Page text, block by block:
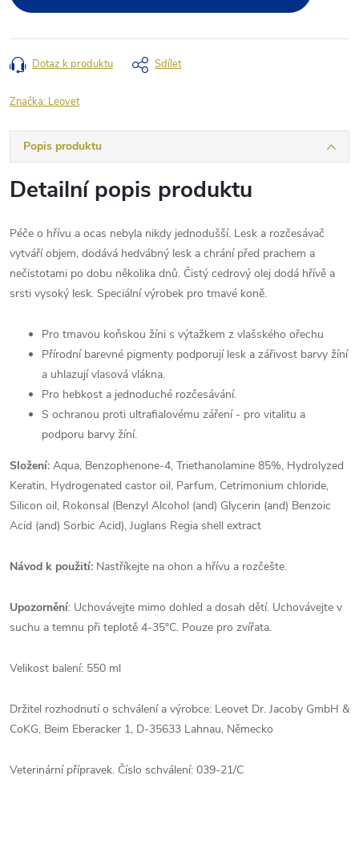
Dotaz k produktu Sdílet
Značka: Leovet
Popis produktu
Detailní popis produktu
Péče o hřívu a ocas nebyla nikdy jednodušší. Lesk a rozčesávač
vytváří objem, dodává hedvábný lesk a chrání před prachem a
nečistotami po dobu několika dnů. Čistý cedrový olej dodá hřívě a
srsti vysoký lesk. Speciální výrobek pro tmavé koně.
Pro tmavou koňskou žíni s výtažkem z vlašského ořechu
Přírodní barevné pigmenty podporují lesk a zářivost barvy žíní
a uhlazují vlasová vlákna.
Pro hebkost a jednoduché rozčesávání.
S ochranou proti ultrafialovému záření - pro vitalitu a
podporu barvy žíní.
Složení: Aqua, Benzophenone-4, Triethanolamine 85%, Hydrolyzed
Keratin, Hydrogenated castor oil, Parfum, Cetrimonium chloride,
Silicon oil, Rokonsal (Benzyl Alcohol (and) Glycerin (and) Benzoic
Acid (and) Sorbic Acid), Juglans Regia shell extract
Návod k použití: Nastříkejte na ohon a hřívu a rozčešte.
Upozornění: Uchovávejte mimo dohled a dosah dětí. Uchovávejte v
suchu a temnu při teplotě 4-35°C. Pouze pro zvířata.
Velikost balení: 550 ml
Držitel rozhodnutí o schválení a výrobce: Leovet Dr. Jacoby GmbH &
CoKG, Beim Eberacker 1, D-35633 Lahnau, Německo
Veterinární přípravek. Číslo schválení: 039-21/C